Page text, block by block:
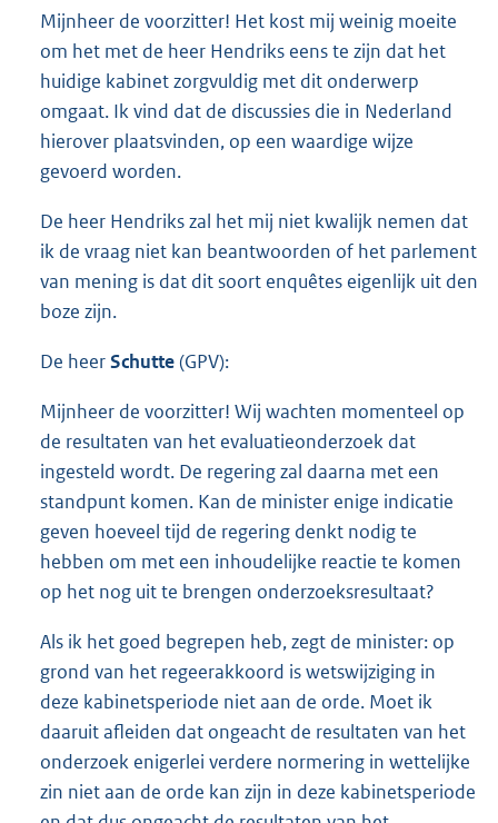
Mijnheer de voorzitter! Het kost mij weinig moeite
om het met de heer Hendriks eens te zijn dat het
huidige kabinet zorgvuldig met dit onderwerp
omgaat. Ik vind dat de discussies die in Nederland
hierover plaatsvinden, op een waardige wijze
gevoerd worden.
De heer Hendriks zal het mij niet kwalijk nemen dat
ik de vraag niet kan beantwoorden of het parlement
van mening is dat dit soort enquêtes eigenlijk uit den
boze zijn.
De heerSchutte(GPV):
Mijnheer de voorzitter! Wij wachten momenteel op
de resultaten van het evaluatieonderzoek dat
ingesteld wordt. De regering zal daarna met een
standpunt komen. Kan de minister enige indicatie
geven hoeveel tijd de regering denkt nodig te
hebben om met een inhoudelijke reactie te komen
op het nog uit te brengen onderzoeksresultaat?
Als ik het goed begrepen heb, zegt de minister: op
grond van het regeerakkoord is wetswijziging in
deze kabinetsperiode niet aan de orde. Moet ik
daaruit afleiden dat ongeacht de resultaten van het
onderzoek enigerlei verdere normering in wettelijke
zin niet aan de orde kan zijn in deze kabinetsperiode